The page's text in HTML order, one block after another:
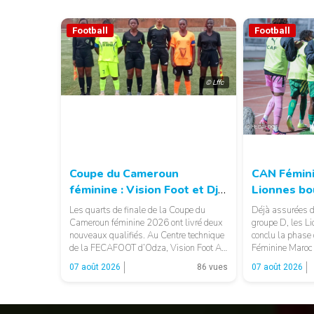
© Lffc
Football
Coupe du Cameroun
féminine : Vision Foot et Dja
Sports rejoignent les demi-
finales
Les quarts de finale de la Coupe du
Cameroun féminine 2026 ont livré deux
nouveaux qualifiés. Au Centre technique
de la FECAFOOT d’Odza, Vision Foot AA
et Dja Sports AC ont décroché leur billet
pour le dernier carré. LA SUITE APRÈS
07 août 2026 86 vues
Football
CAN
Lionnes
de
Déjà assurées
groupe D, les
conclu la
Féminine
Cap-Vert (1-1).
au Cameroun
07 août 2026